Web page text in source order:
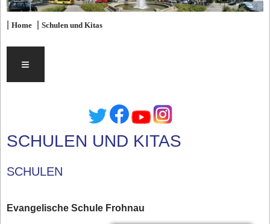
|Home |Schulen und Kitas
≡
SCHULEN UND KITAS
SCHULEN
Evangelische Schule Frohnau